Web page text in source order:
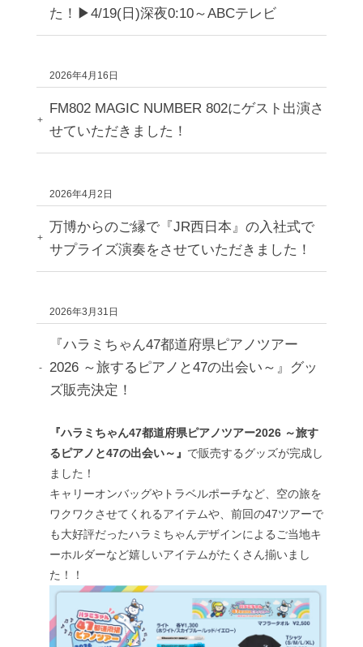
た！▶︎4/19(日)深夜0:10～ABCテレビ
2026年4月16日
FM802 MAGIC NUMBER 802にゲスト出演さ
せていただきました！
2026年4月2日
万博からのご縁で『JR西日本』の入社式で
サプライズ演奏をさせていただきました！
2026年3月31日
『ハラミちゃん47都道府県ピアノツアー
2026 ～旅するピアノと47の出会い～』グッ
ズ販売決定！
『ハラミちゃん47都道府県ピアノツアー2026 ～旅す
るピアノと47の出会い～』 で販売するグッズが完成し
ました！
キャリーオンバッグやトラベルポーチなど、空の旅を
ワクワクさせてくれるアイテムや、前回の47ツアーで
も大好評だったハラミちゃんデザインによるご当地キ
ーホルダーなど嬉しいアイテムがたくさん揃いまし
た！！